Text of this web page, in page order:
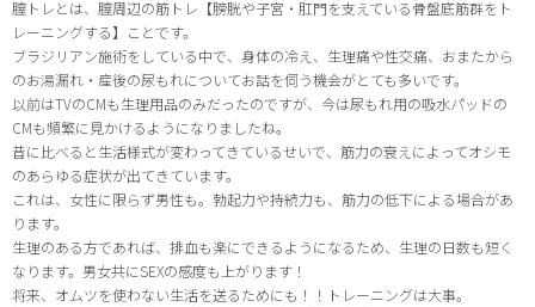
膣トレとは、膣周辺の筋トレ【膀胱や子宮・肛門を支えている骨盤底筋群をト
レーニングする】ことです。
ブラジリアン施術をしている中で、身体の冷え、生理痛や性交痛、おまたから
のお湯漏れ・産後の尿もれについてお話を伺う機会がとても多いです。
以前はTVのCMも生理用品のみだったのですが、今は尿もれ用の吸水パッドの
CMも頻繁に見かけるようになりましたね。
昔に比べると生活様式が変わってきているせいで、筋力の衰えによってオシモ
のあらゆる症状が出てきています。
これは、女性に限らず男性も。勃起力や持続力も、筋力の低下による場合があ
ります。
生理のある方であれば、排血も楽にできるようになるため、生理の日数も短く
なります。男女共にSEXの感度も上がります！
将来、オムツを使わない生活を送るためにも！！トレーニングは大事。